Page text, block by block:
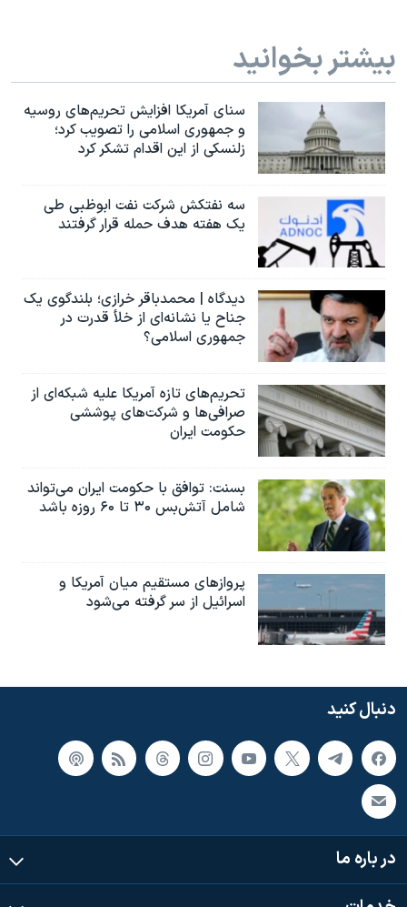
بیشتر بخوانید
سنای آمریکا افزایش تحریم‌های روسیه
و جمهوری اسلامی را تصویب کرد؛
زلنسکی از این اقدام تشکر کرد
سه نفتکش شرکت نفت ابوظبی طی
یک هفته هدف حمله قرار گرفتند
دیدگاه | محمدباقر خرازی؛ بلندگوی یک
جناح یا نشانه‌ای از خلأ قدرت در
جمهوری اسلامی؟
تحریم‌های تازه آمریکا علیه شبکه‌ای از
صرافی‌ها و شرکت‌های پوششی
حکومت ایران
بسنت: توافق با حکومت ایران می‌تواند
شامل آتش‌بس ۳۰ تا ۶۰ روزه باشد
پروازهای مستقیم میان آمریکا و
اسرائیل از سر گرفته می‌شود
دنبال کنید
در باره ما